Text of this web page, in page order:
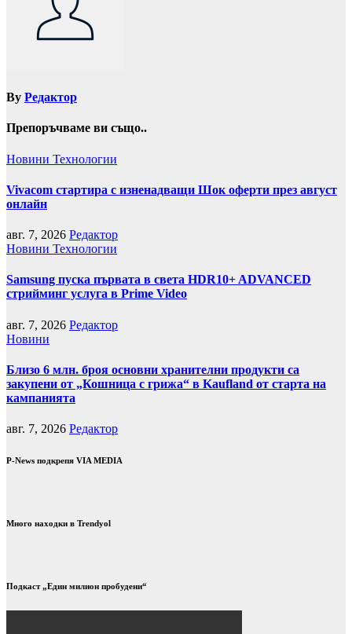
By Редактор
Препоръчваме ви също..
Новини Технологии
Vivacom стартира с изненадващи Шок оферти през август
онлайн
авг. 7, 2026 Редактор
Новини Технологии
Samsung пуска първата в света HDR10+ ADVANCED
стрийминг услуга в Prime Video
авг. 7, 2026 Редактор
Новини
Близо 6 млн. броя основни хранителни продукти са
закупени от „Кошница с грижа“ в Kaufland от старта на
кампанията
авг. 7, 2026 Редактор
P-News подкрепя VIA MEDIA
Много находки в Trendyol
Подкаст „Един милион пробудени“